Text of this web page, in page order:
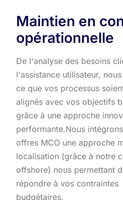
Maintien en
opérationnelle
De l'analyse des besoins
l'assistance utilisateur,
ce que vos processus
alignés avec vos objectifs
grâce à une approche
performante.​ Nous
offres MCO une approche
localisation (grâce à notre
offshore) nous permettant
répondre à vos contraintes
budgétaires.